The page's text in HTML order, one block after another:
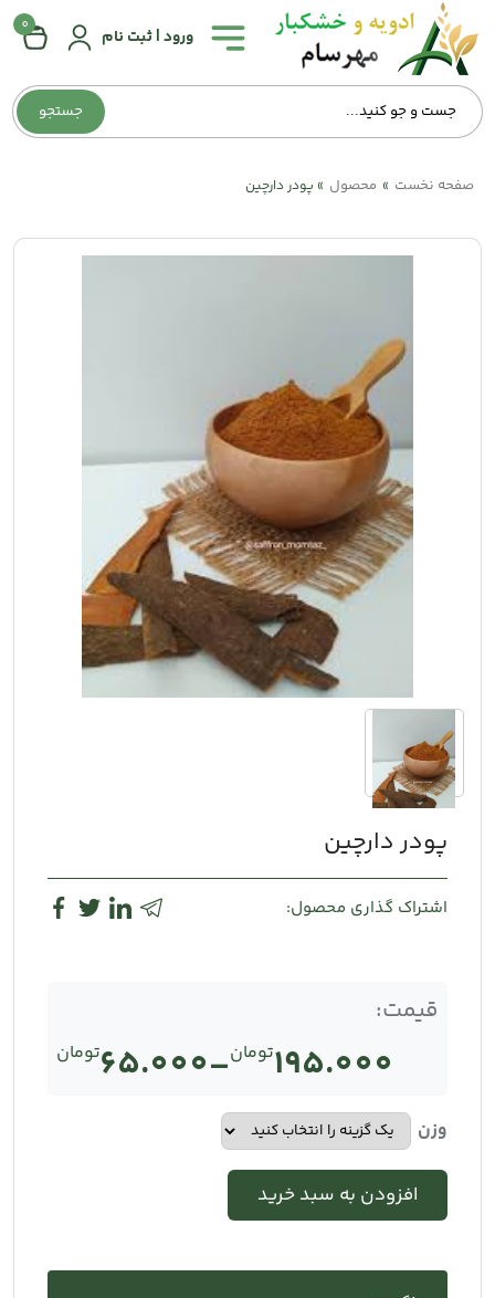
جستجو
ورود | ثبت نام
0
همه
دسته‌بندی‌ها
صفحه
اصلی
صفحه نخست » محصول » پودر دارچین
پودر دارچین
اشتراک گذاری محصول:
قیمت:
تومان195.000
– تومان65.000
وزن
افزودن به سبد خرید